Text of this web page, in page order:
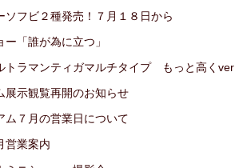
ソフビ２種発売！７月１８日から
「誰が為に立つ」
ラマンティガマルチタイプ もっと高くver
展示観覧再開のお知らせ
ム７月の営業日について
営業案内